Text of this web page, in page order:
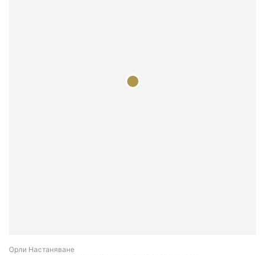
Орли Настаняване